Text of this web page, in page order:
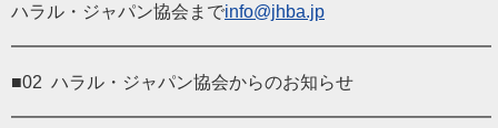
ハラル・ジャパン協会までinfo@jhba.jp
━━━━━━━━━━━━━━━━━━━━━━━━━━━
■02 ハラル・ジャパン協会からのお知らせ
━━━━━━━━━━━━━━━━━━━━━━━━━━━